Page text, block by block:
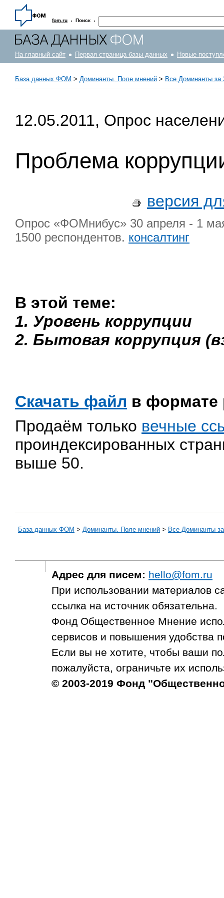
fom.ru · Поиск ·
На главный сайт Первая страница базы данных Новые
База данных ФОМ > Доминанты. Поле мнений > Все Доминанты за
12.05.2011, Опрос
Проблема
версия
Опрос «ФОМнибус» 30 апреля - 1
1500 респондентов. консалтинг
В этой теме:
1. Уровень коррупции
2. Бытовая коррупция
Скачать файл в формате
Продаём только вечные
проиндексированных
выше 50.
База данных ФОМ > Доминанты. Поле мнений > Все Доминанты
Адрес для писем: hello@fom.ru
При использовании материалов
ссылка на источник обязательна.
Фонд Общественное Мнение
сервисов и повышения удобства
Если вы не хотите, чтобы ваши
пожалуйста, ограничьте их
© 2003-2019 Фонд